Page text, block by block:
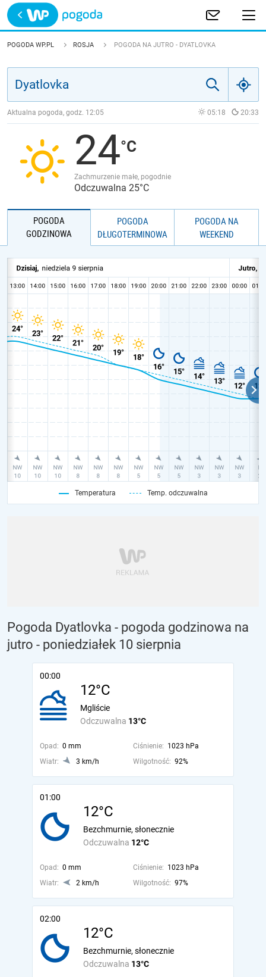
Trwa ładowanie
POLSKA
JAKOŚĆ POWIETRZA
POGODA WP.PL ROSJA POGODA NA JUTRO - DYATLOVKA
Aktualna pogoda, godz. 12:05 05:18 20:33
24
Zachmurzenie małe, pogodnie
Odczuwalna 25°C
POGODA
GODZINOWA
POGODA
DŁUGOTERMINOWA
POGODA NA
WEEKEND
Temperatura Temp. odczuwalna
Pogoda Dyatlovka - pogoda godzinowa na
jutro - poniedziałek 10 sierpnia
00:00
12°C
Odczuwalna 13°C
Mgliście
Opad: 0 mm Ciśnienie: 1023 hPa
Wiatr:
3 km/h Wilgotność: 92%
01:00
12°C
Odczuwalna 12°C
Bezchmurnie, słonecznie
Opad: 0 mm Ciśnienie: 1023 hPa
Wiatr:
2 km/h Wilgotność: 97%
02:00
12°C
Odczuwalna 13°C
Bezchmurnie, słonecznie